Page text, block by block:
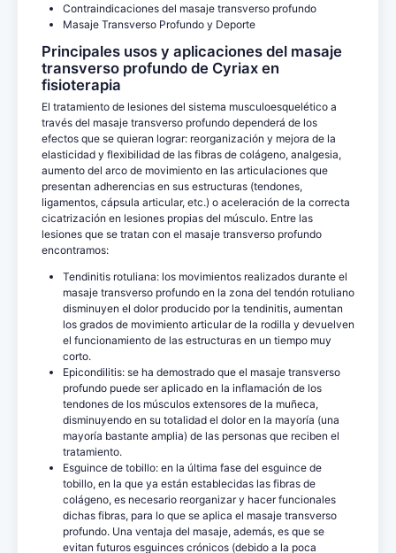
Contraindicaciones del masaje transverso profundo
Masaje Transverso Profundo y Deporte
Principales usos y aplicaciones del masaje
transverso profundo de Cyriax en
fisioterapia
El tratamiento de lesiones del sistema musculoesquelético a
través del masaje transverso profundo dependerá de los
efectos que se quieran lograr: reorganización y mejora de la
elasticidad y flexibilidad de las fibras de colágeno, analgesia,
aumento del arco de movimiento en las articulaciones que
presentan adherencias en sus estructuras (tendones,
ligamentos, cápsula articular, etc.) o aceleración de la correcta
cicatrización en lesiones propias del músculo. Entre las
lesiones que se tratan con el masaje transverso profundo
encontramos:
Tendinitis rotuliana: los movimientos realizados durante el
masaje transverso profundo en la zona del tendón rotuliano
disminuyen el dolor producido por la tendinitis, aumentan
los grados de movimiento articular de la rodilla y devuelven
el funcionamiento de las estructuras en un tiempo muy
corto.
Epicondilitis: se ha demostrado que el masaje transverso
profundo puede ser aplicado en la inflamación de los
tendones de los músculos extensores de la muñeca,
disminuyendo en su totalidad el dolor en la mayoría (una
mayoría bastante amplia) de las personas que reciben el
tratamiento.
Esguince de tobillo: en la última fase del esguince de
tobillo, en la que ya están establecidas las fibras de
colágeno, es necesario reorganizar y hacer funcionales
dichas fibras, para lo que se aplica el masaje transverso
profundo. Una ventaja del masaje, además, es que se
evitan futuros esguinces crónicos (debido a la poca